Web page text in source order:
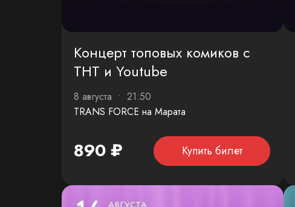
Концерт топовых комиков с
ТНТ и Youtube
8 августа • 21:50
TRANS FORCE на Марата
890 ₽ Купить билет